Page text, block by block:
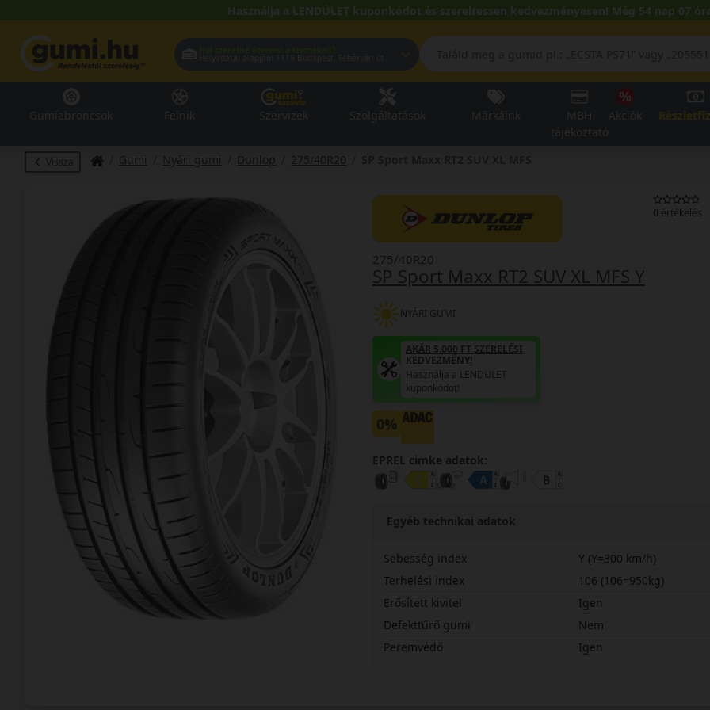
Használja a LENDÜLET kuponkódot és szereltessen kedvezményesen! Még 54 nap 07
Vissza Gumi Nyári gumi Dunlop 275/40R20
0 értékelés
SP Sport Maxx RT2 SUV XL MFS Y
275/40R20
NYÁRI GUMI
AKÁR 5.000 FT SZERELÉSI
KEDVEZMÉNY!
Használja a LENDÜLET
kuponkódot!
0%
EPREL cimke adatok:
Egyéb technikai adatok
Sebesség index
Y (Y=300 km/h)
Terhelési index
106 (106=950kg)
Erősített kivitel
Igen
Defekttűrő gumi
Nem
Peremvédő
Igen